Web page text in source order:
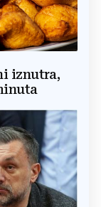
iznutra,